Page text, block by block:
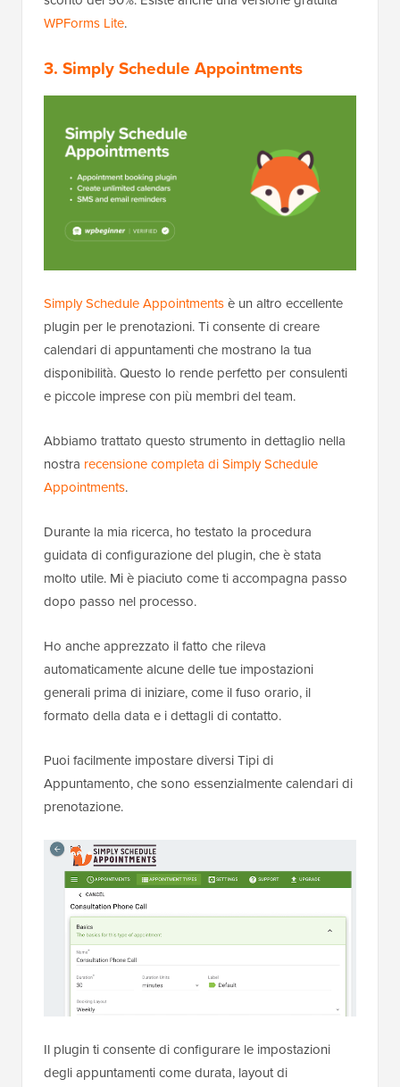
WPForms Lite.
3. Simply Schedule Appointments
Simply Schedule Appointmentsè un altro eccellente
plugin per le prenotazioni. Ti consente di creare
calendari di appuntamenti che mostrano la tua
disponibilità. Questo lo rende perfetto per consulenti
e piccole imprese con più membri del team.
Abbiamo trattato questo strumento in dettaglio nella
nostra recensione completa di Simply Schedule
Appointments.
Durante la mia ricerca, ho testato la procedura
guidata di configurazione del plugin, che è stata
molto utile. Mi è piaciuto come ti accompagna passo
dopo passo nel processo.
Ho anche apprezzato il fatto che rileva
automaticamente alcune delle tue impostazioni
generali prima di iniziare, come il fuso orario, il
formato della data e i dettagli di contatto.
Puoi facilmente impostare diversi Tipi di
Appuntamento, che sono essenzialmente calendari di
prenotazione.
Il plugin ti consente di configurare le impostazioni
degli appuntamenti come durata, layout di